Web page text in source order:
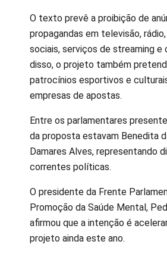
O texto prevê a proibição de
propagandas em televisão,
sociais, serviços de streaming e
disso, o projeto também
patrocínios esportivos e
empresas de apostas.
Entre os parlamentares
da proposta estavam Benedita
Damares Alves, representando
correntes políticas.
O presidente da Frente
Promoção da Saúde Mental,
afirmou que a intenção é
projeto ainda este ano.